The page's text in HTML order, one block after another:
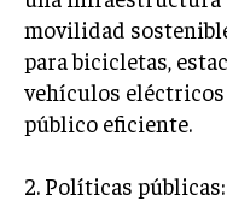
movilidad
para bicicletas,
vehículos
público eficiente.
2. Políticas